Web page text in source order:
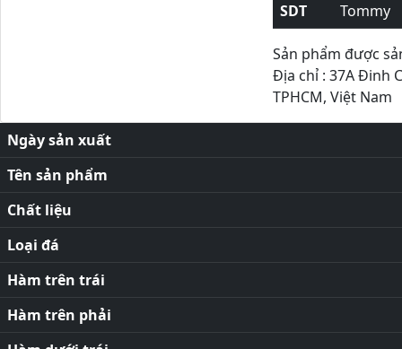
SDT
Tommy
Sản phẩm được
Địa chỉ : 37A Đinh
TPHCM, Việt Nam
Ngày sản xuất
Tên sản phẩm
Chất liệu
Loại đá
Hàm trên trái
Hàm trên phải